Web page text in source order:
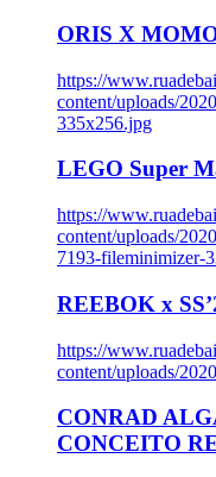
ORIS X
https://
content/uploads/
335x256.jpg
LEGO Super
https://
content/uploads/
7193-fileminimizer-
REEBOK x
https://
content/uploads/
CONRAD
CONCEITO